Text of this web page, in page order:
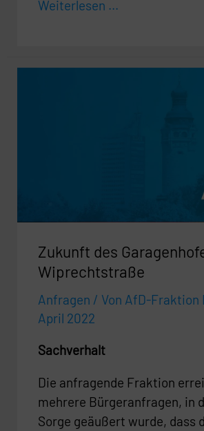
Weiterlesen ...
Zukunft des
Wiprechtstraße
Anfragen / Von AfD-Fraktion
April 2022
Sachverhalt
Die anfragende Fraktion
mehrere Bürgeranfragen, in
Sorge geäußert wurde, dass